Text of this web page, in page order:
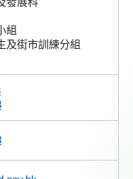
組
及街市訓練分組